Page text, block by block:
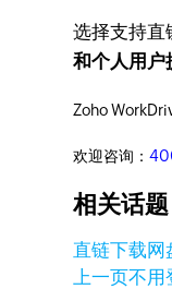
选择支持直
和个人用户
Zoho
欢迎咨询：
相关话题
直链下载网
上一页不用